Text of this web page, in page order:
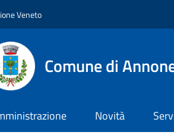
Veneto
Comune di
Novità